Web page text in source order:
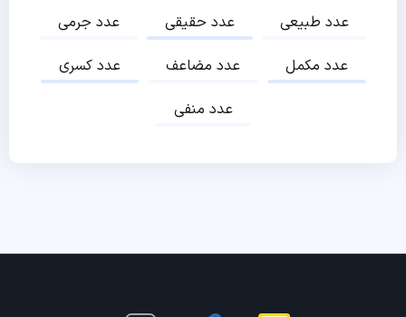
عدد جرمی
عدد حقیقی
عدد طبیعی
عدد کسری
عدد مضاعف
عدد مکمل
عدد منفی